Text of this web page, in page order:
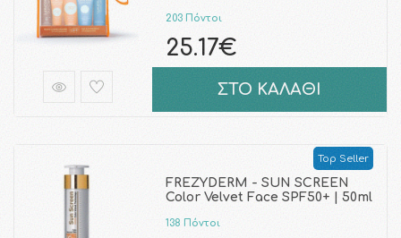
203 Πόντοι
25.17€
ΣΤΟ ΚΑΛΑΘΙ
Top Seller
FREZYDERM - SUN SCREEN
Color Velvet Face SPF50+ | 50ml
138 Πόντοι